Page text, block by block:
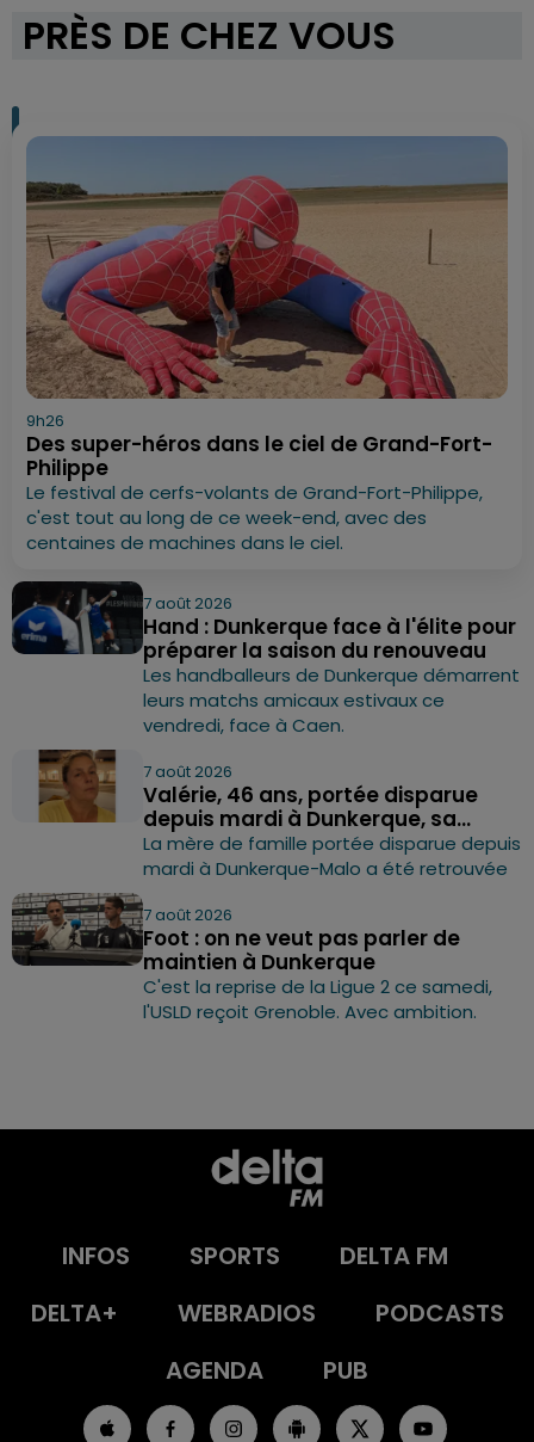
PRÈS DE CHEZ VOUS
9h26
Des super-héros dans le ciel de Grand-Fort-
Philippe
Le festival de cerfs-volants de Grand-Fort-Philippe,
c'est tout au long de ce week-end, avec des
centaines de machines dans le ciel.
7 août 2026
Hand : Dunkerque face à l'élite pour
préparer la saison du renouveau
Les handballeurs de Dunkerque démarrent
leurs matchs amicaux estivaux ce
vendredi, face à Caen.
7 août 2026
Valérie, 46 ans, portée disparue
depuis mardi à Dunkerque, sa...
La mère de famille portée disparue depuis
mardi à Dunkerque-Malo a été retrouvée
7 août 2026
Foot : on ne veut pas parler de
maintien à Dunkerque
C'est la reprise de la Ligue 2 ce samedi,
l'USLD reçoit Grenoble. Avec ambition.
INFOS SPORTS
DELTA FM
DELTA+
WEBRADIOS
PODCASTS
AGENDA
PUB